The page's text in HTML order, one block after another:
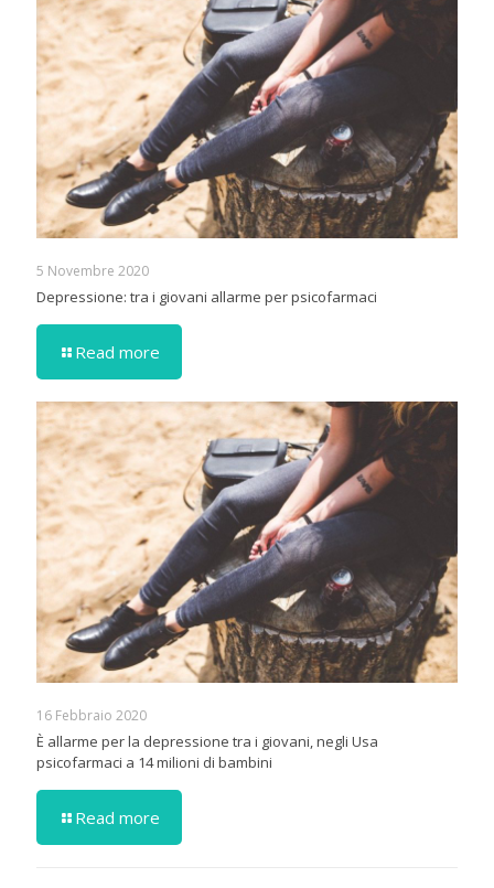
5 Novembre 2020
Depressione: tra i giovani allarme per psicofarmaci
Read more
16 Febbraio 2020
È allarme per la depressione tra i giovani, negli Usa
psicofarmaci a 14 milioni di bambini
Read more